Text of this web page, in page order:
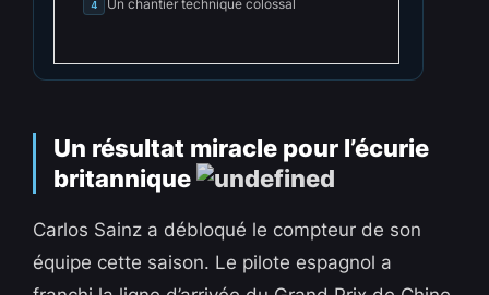
4 Un chantier technique colossal
Un résultat miracle pour l’écurie
britannique
Carlos Sainz a débloqué le compteur de son
équipe cette saison. Le pilote espagnol a